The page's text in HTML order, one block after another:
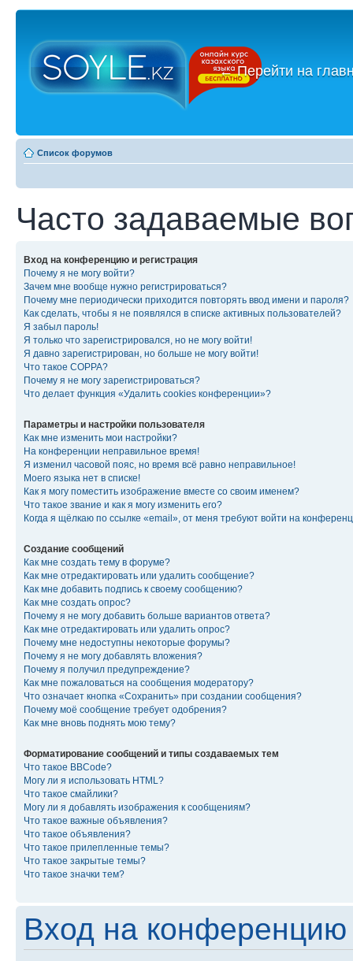
←Перейти на
Список форумов
Часто задаваемые
Вход на конференцию и регистрация
Почему я не могу войти?
Зачем мне вообще нужно регистрироваться?
Почему мне периодически приходится повторять ввод имени и пароля?
Как сделать, чтобы я не появлялся в списке активных пользователей?
Я забыл пароль!
Я только что зарегистрировался, но не могу войти!
Я давно зарегистрирован, но больше не могу войти!
Что такое COPPA?
Почему я не могу зарегистрироваться?
Что делает функция «Удалить cookies конференции»?
Параметры и настройки пользователя
Как мне изменить мои настройки?
На конференции неправильное время!
Я изменил часовой пояс, но время всё равно неправильное!
Моего языка нет в списке!
Как я могу поместить изображение вместе со своим именем?
Что такое звание и как я могу изменить его?
Когда я щёлкаю по ссылке «email», от меня требуют войти на
Создание сообщений
Как мне создать тему в форуме?
Как мне отредактировать или удалить сообщение?
Как мне добавить подпись к своему сообщению?
Как мне создать опрос?
Почему я не могу добавить больше вариантов ответа?
Как мне отредактировать или удалить опрос?
Почему мне недоступны некоторые форумы?
Почему я не могу добавлять вложения?
Почему я получил предупреждение?
Как мне пожаловаться на сообщения модератору?
Что означает кнопка «Сохранить» при создании сообщения?
Почему моё сообщение требует одобрения?
Как мне вновь поднять мою тему?
Форматирование сообщений и типы создаваемых тем
Что такое BBCode?
Могу ли я использовать HTML?
Что такое смайлики?
Могу ли я добавлять изображения к сообщениям?
Что такое важные объявления?
Что такое объявления?
Что такое прилепленные темы?
Что такое закрытые темы?
Что такое значки тем?
Вход на конференцию